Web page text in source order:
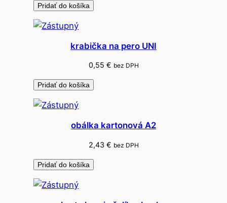
Pridať do košíka
krabička na pero UNI
0,55 € bez DPH
Pridať do košíka
obálka kartonová A2
2,43 € bez DPH
Pridať do košíka